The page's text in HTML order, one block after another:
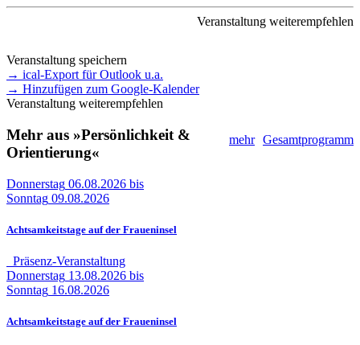
Veranstaltung weiterempfehlen
Veranstaltung speichern
→ ical-Export für Outlook u.a.
→ Hinzufügen zum Google-Kalender
Veranstaltung weiterempfehlen
Gesamtprogramm
mehr
Mehr aus »Persönlichkeit &
Orientierung«
Donnerstag 06.08.2026 bis
Sonntag 09.08.2026
Achtsamkeitstage auf der Fraueninsel
Präsenz-Veranstaltung
Donnerstag 13.08.2026 bis
Sonntag 16.08.2026
Achtsamkeitstage auf der Fraueninsel